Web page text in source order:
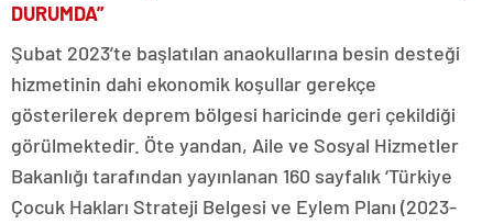
DURUMDA”
Şubat 2023’te başlatılan anaokullarına besin desteği
hizmetinin dahi ekonomik koşullar gerekçe
gösterilerek deprem bölgesi haricinde geri çekildiği
görülmektedir. Öte yandan, Aile ve Sosyal Hizmetler
Bakanlığı tarafından yayınlanan 160 sayfalık ‘Türkiye
Çocuk Hakları Strateji Belgesi ve Eylem Planı (2023-